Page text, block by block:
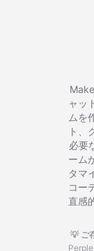
ャッ
ムを
ト、
必要
ーム
タマ
コー
直感
💡 ご